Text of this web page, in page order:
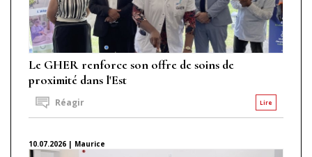
Le GHER renforce son offre de soins de
proximité dans l'Est
Lire
Réagir
10.07.2026 | Maurice